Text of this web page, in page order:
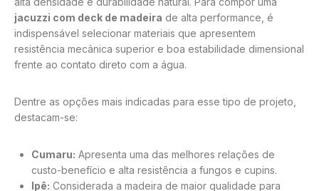
jacuzzi com deck de madeira de alta performance, é
indispensável selecionar materiais que apresentem
resistência mecânica superior e boa estabilidade dimensional
frente ao contato direto com a água.
Dentre as opções mais indicadas para esse tipo de projeto,
destacam-se:
Cumaru: Apresenta uma das melhores relações de
custo-benefício e alta resistência a fungos e cupins.
Ipê: Considerada a madeira de maior qualidade para